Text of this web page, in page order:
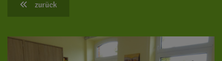
zurück